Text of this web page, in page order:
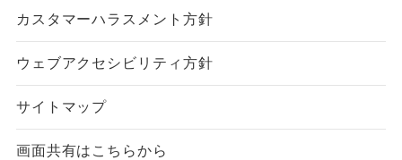
カスタマーハラスメント方針
ウェブアクセシビリティ方針
サイトマップ
画面共有はこちらから